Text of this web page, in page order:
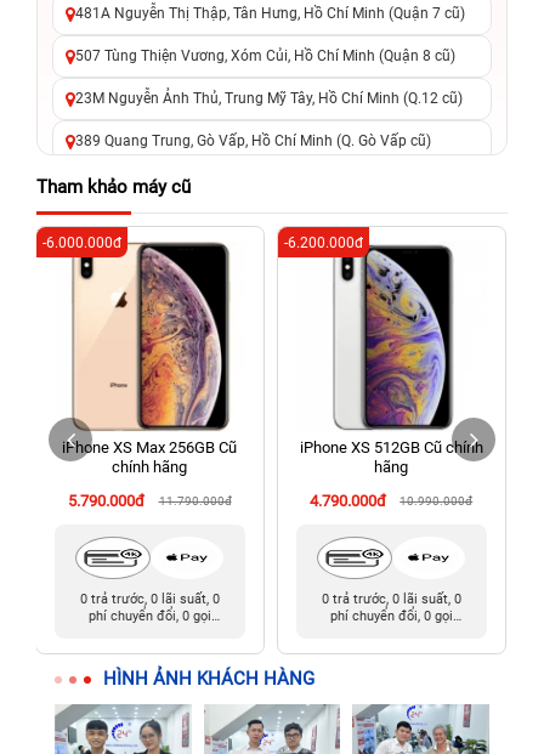
481A Nguyễn Thị Thập, Tân Hưng, Hồ Chí Minh (Quận 7 cũ)
507 Tùng Thiện Vương, Xóm Củi, Hồ Chí Minh (Quận 8 cũ)
23M Nguyễn Ảnh Thủ, Trung Mỹ Tây, Hồ Chí Minh (Q.12 cũ)
389 Quang Trung, Gò Vấp, Hồ Chí Minh (Q. Gò Vấp cũ)
625 - 625A Âu Cơ, Tân Phú, Hồ Chí Minh (Quận Tân Phú cũ)
326 Lê Văn Việt, Tăng Nhơn Phú, Hồ Chí Minh (Q.9 TP. Thủ
Đức cũ)
256 Võ Văn Ngân, Thủ Đức, Hồ Chí Minh (Bình Thọ, TP. Thủ
Đức Cũ)
70 Nguyễn An Ninh, Dĩ An, Hồ Chí Minh (Bình Dương Cũ)
24h Vũng Tàu: 162A Ba Cu, Vũng Tàu, Hồ Chí Minh (TP. Vũng
Tàu cũ)
198 Hoàng Văn Thụ, Tân Sơn Nhất, Hồ Chí Minh (Tân Bình
Tham khảo máy cũ
iPhone XS Max 256GB Cũ
chính hãng
5.790.000đ
11.790.000đ
-6.000.000đ
0 trả trước, 0 lãi suất, 0
phí chuyển đổi, 0 gọi
iPhone XS 512GB Cũ chính
hãng
4.790.000đ
10.990.000đ
-6.200.000đ
0 trả trước, 0 lãi suất, 0
phí chuyển đổi, 0 gọi
HÌNH ẢNH KHÁCH HÀNG